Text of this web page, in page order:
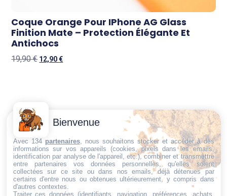
Coque Orange Pour IPhone AG Glass
Finition Mate – Protection Élégante Et
Antichocs
19,90€ 12,90€
Trouvez ce qu'il vous faut,
au bon endroit
Conditions
générales
de vente
Politique de
cookies
Politique de
confidentialité
Contactez-
Nous
Email:
dt@sasbms.fr
Bienvenue
Avec 134 partenaires, nous souhaitons stocker et accéder à des
informations sur vos appareils (cookies, pixels dans les emails,
identification par analyse de l'appareil, etc.), combiner et transmettre
entre partenaires vos données personnelles, qu'elles soient
collectées sur ce site ou dans nos emails, déjà détenues par
certains d'entre nous ou obtenues ultérieurement, y compris dans
d'autres contextes.
Traiter ces données (identifiants, navigation, préférences, achats,